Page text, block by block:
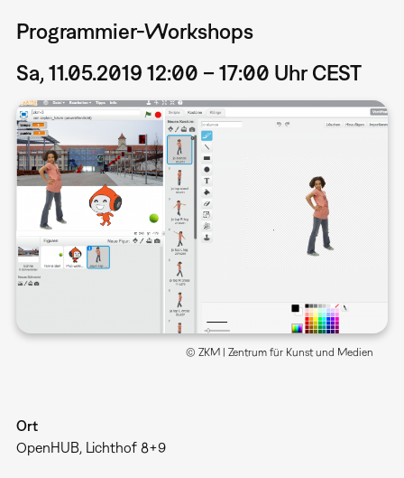
Programmier-Workshops
Sa, 11.05.2019 12:00 – 17:00 Uhr CEST
© ZKM | Zentrum für Kunst und Medien
Ort
OpenHUB, Lichthof 8+9